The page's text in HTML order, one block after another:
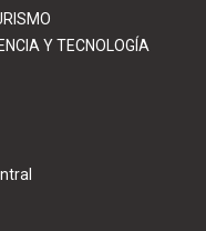
Y TECNOLOGÍA